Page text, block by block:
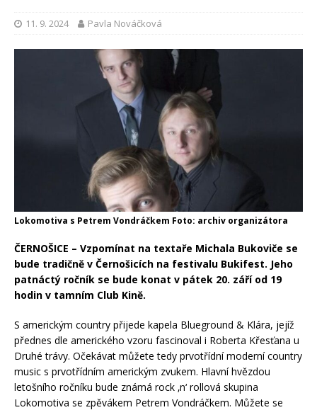
11. 9. 2024 Pavla Nováčková
Lokomotiva s Petrem Vondráčkem Foto: archiv organizátora
ČERNOŠICE – Vzpomínat na textaře Michala Bukoviče se
bude tradičně v Černošicích na festivalu Bukifest. Jeho
patnáctý ročník se bude konat v pátek 20. září od 19
hodin v tamním Club Kině.
S americkým country přijede kapela Blueground & Klára, jejíž
přednes dle amerického vzoru fascinoval i Roberta Křesťana u
Druhé trávy. Očekávat můžete tedy prvotřídní moderní country
music s prvotřídním americkým zvukem. Hlavní hvězdou
letošního ročníku bude známá rock ‚n‘ rollová skupina
Lokomotiva se zpěvákem Petrem Vondráčkem. Můžete se